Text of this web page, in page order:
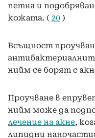
петна и
кожата. ( 20 )
Всъщност
нийм се борят с
Проучване в
нийм може да
лечение на акне,
липидни